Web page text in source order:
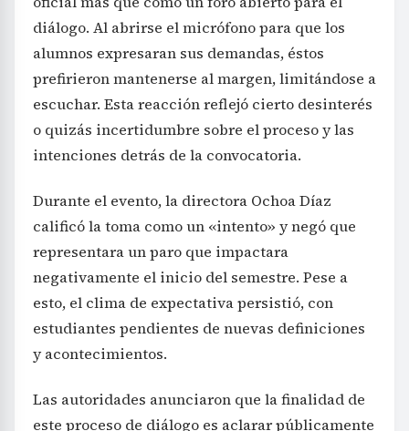
diálogo. Al abrirse el micrófono para que los
alumnos expresaran sus demandas, éstos
prefirieron mantenerse al margen, limitándose a
escuchar. Esta reacción reflejó cierto desinterés
o quizás incertidumbre sobre el proceso y las
intenciones detrás de la convocatoria.
Durante el evento, la directora Ochoa Díaz
calificó la toma como un «intento» y negó que
representara un paro que impactara
negativamente el inicio del semestre. Pese a
esto, el clima de expectativa persistió, con
estudiantes pendientes de nuevas definiciones
y acontecimientos.
Las autoridades anunciaron que la finalidad de
este proceso de diálogo es aclarar públicamente